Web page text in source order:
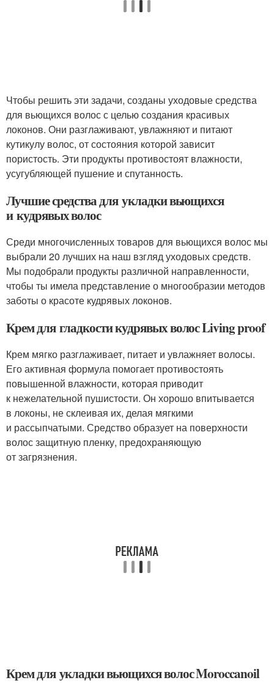
Чтобы решить эти задачи, созданы уходовые средства
для вьющихся волос с целью создания красивых
локонов. Они разглаживают, увлажняют и питают
кутикулу волос, от состояния которой зависит
пористость. Эти продукты противостоят влажности,
усугубляющей пушение и спутанность.
Лучшие средства для укладки вьющихся
и кудрявых волос
Среди многочисленных товаров для вьющихся волос мы
выбрали 20 лучших на наш взгляд уходовых средств.
Мы подобрали продукты различной направленности,
чтобы ты имела представление о многообразии методов
заботы о красоте кудрявых локонов.
Крем для гладкости кудрявых волос Living proof
Крем мягко разглаживает, питает и увлажняет волосы.
Его активная формула помогает противостоять
повышенной влажности, которая приводит
к нежелательной пушистости. Он хорошо впитывается
в локоны, не склеивая их, делая мягкими
и рассыпчатыми. Средство образует на поверхности
волос защитную пленку, предохраняющую
от загрязнения.
Крем для укладки вьющихся волос Moroccanoil